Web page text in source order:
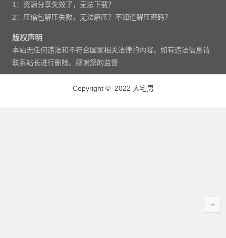
1：资源分享失效了，无法下载？
2：压缩包解压失败，无法解压？不知道解压密码？
版权声明
本站无任何违法和不符合国家相关法律的内容。如有违法信息请
联系站长进行删除。感谢您的监督
Copyright © 2022 大宅男